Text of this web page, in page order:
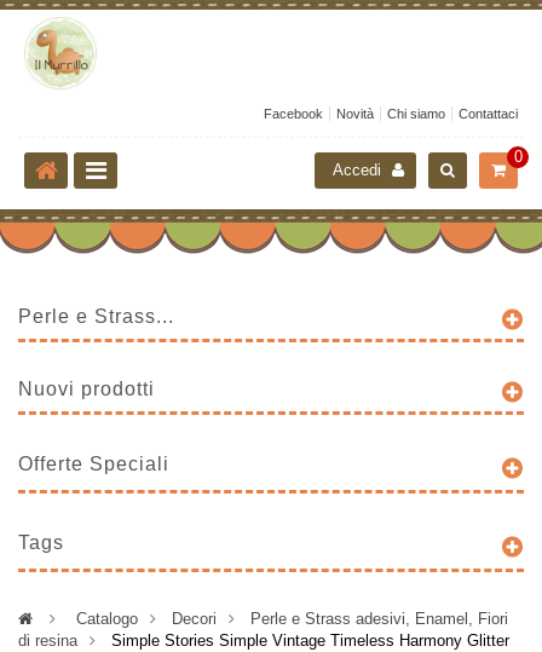
Facebook Novità Chi siamo Contattaci
0
Accedi
Perle e Strass...
Nuovi prodotti
Offerte Speciali
Tags
> Catalogo > Decori >
Perle e Strass adesivi, Enamel, Fiori
di resina
>
Simple Stories Simple Vintage Timeless Harmony Glitter